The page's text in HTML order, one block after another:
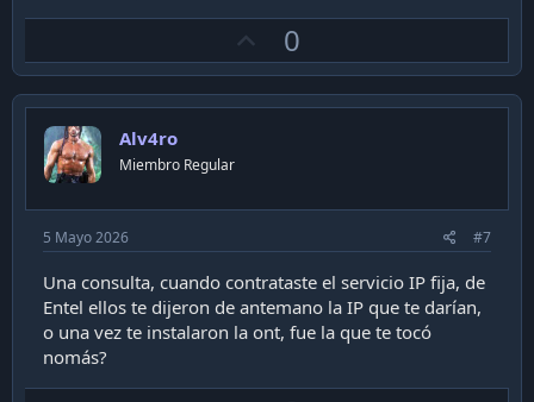
Acceso por UART a U-Boot
la PCB del UF-Instant. Requiere soldar cables al stick
(o usar pinzas de prueba). Configuración 115200
.
Flash del rootfs MOD
stich86 via TFTP sobre la partición imagen 1 (mtd6
kernel / mtd7 rootfs). La imagen 0 queda intacta
Huawei (HWTC + 8 hex), MAC, versiones de software
original registrado en el servicio.
Neutralizar el bootlimit— por defecto se activa
en 10 boots fallidos y hace factory reset automático.
Se deshabilita via nv setenv.
debe retornar Operation State(O5). Ahí la OLT
p
v
0
Alv4ro
Miembro Regular
5 Mayo 2026 #7
Una consulta, cuando contrataste el servicio IP fija, de
Entel ellos te dijeron de antemano la IP que te darían,
o una vez te instalaron la ont, fue la que te tocó
nomás?